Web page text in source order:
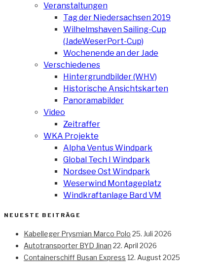
Veranstaltungen
Tag der Niedersachsen 2019
Wilhelmshaven Sailing-Cup
(JadeWeserPort-Cup)
Wochenende an der Jade
Verschiedenes
Hintergrundbilder (WHV)
Historische Ansichtskarten
Panoramabilder
Video
Zeitraffer
WKA Projekte
Alpha Ventus Windpark
Global Tech I Windpark
Nordsee Ost Windpark
Weserwind Montageplatz
Windkraftanlage Bard VM
NEUESTE BEITRÄGE
Kabelleger Prysmian Marco Polo 25. Juli 2026
Autotransporter BYD Jinan 22. April 2026
Containerschiff Busan Express 12. August 2025